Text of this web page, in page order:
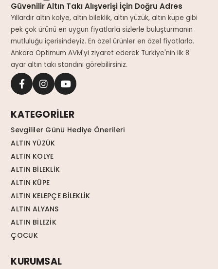
Güvenilir Altın Takı Alışverişi İçin Doğru Adres
Yıllardır altın kolye, altın bileklik, altın yüzük, altın küpe gibi
pek çok ürünü en uygun fiyatlarla sizlerle buluşturmanın
mutluluğu içerisindeyiz. En özel ürünler en özel fiyatlarla.
Ankara Optimum AVM'yi ziyaret ederek Türkiye'nin ilk 8
ayar altın takı standını görebilirsiniz.
KATEGORİLER
Sevgililer Günü Hediye Önerileri
ALTIN YÜZÜK
ALTIN KOLYE
ALTIN BİLEKLİK
ALTIN KÜPE
ALTIN KELEPÇE BİLEKLİK
ALTIN ALYANS
ALTIN BİLEZİK
ÇOCUK
KURUMSAL